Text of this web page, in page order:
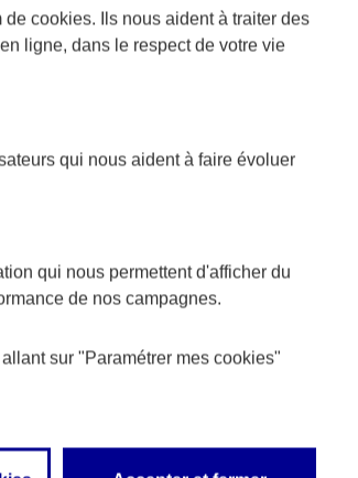
de cookies. Ils nous aident à traiter des
ligne, dans le respect de votre vie
qui nous aident à faire évoluer
qui nous permettent d'afficher du
de nos campagnes.
sur "Paramétrer mes cookies"